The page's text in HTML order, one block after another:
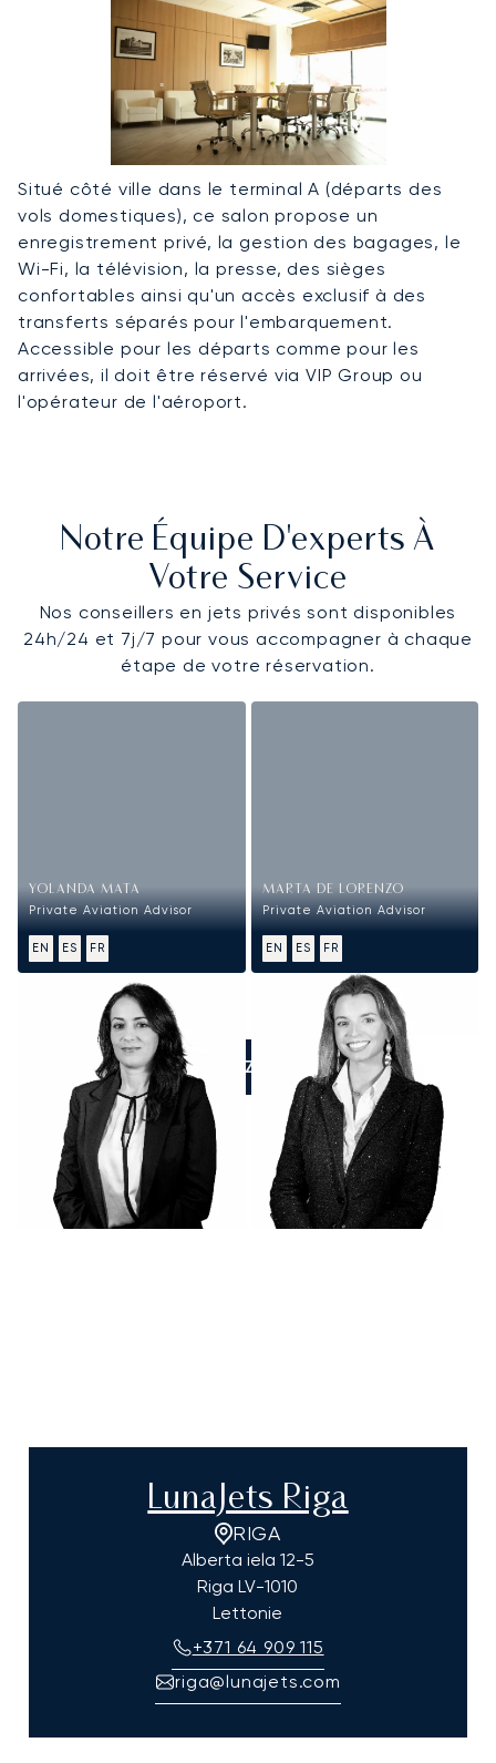
Situé côté ville dans le terminal A (départs des
vols domestiques), ce salon propose un
enregistrement privé, la gestion des bagages, le
Wi-Fi, la télévision, la presse, des sièges
confortables ainsi qu'un accès exclusif à des
transferts séparés pour l'embarquement.
Accessible pour les départs comme pour les
arrivées, il doit être réservé via VIP Group ou
l'opérateur de l'aéroport.
Notre Équipe D'experts À
Votre Service
Nos conseillers en jets privés sont disponibles
24h/24 et 7j/7 pour vous accompagner à chaque
étape de votre réservation.
YOLANDA MATA
Private Aviation Advisor
EN ES FR
MARTA DE LORENZO
Private Aviation Advisor
EN ES FR
APPELEZ-NOUS
LunaJets Riga
RIGA
Alberta iela 12-5
Riga LV-1010
Lettonie
+371 64 909 115
riga@lunajets.com